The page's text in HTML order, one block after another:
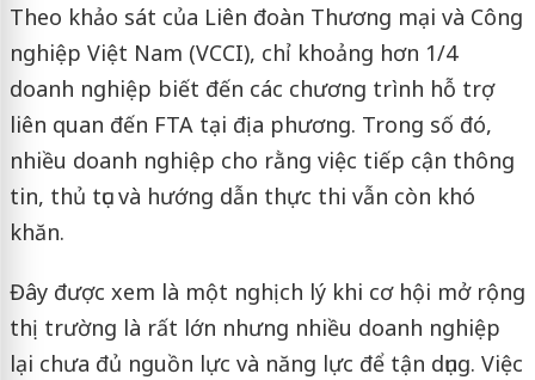
Theo khảo sát của Liên đoàn Thương mại và Công
nghiệp Việt Nam (VCCI), chỉ khoảng hơn 1/4
doanh nghiệp biết đến các chương trình hỗ trợ
liên quan đến FTA tại địa phương. Trong số đó,
nhiều doanh nghiệp cho rằng việc tiếp cận thông
tin, thủ tục và hướng dẫn thực thi vẫn còn khó
khăn.
Đây được xem là một nghịch lý khi cơ hội mở rộng
thị trường là rất lớn nhưng nhiều doanh nghiệp
lại chưa đủ nguồn lực và năng lực để tận dụng. Việc